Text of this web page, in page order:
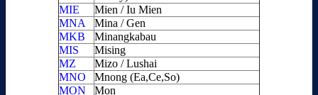
MIE
Mien / Iu Mien
MNA
Mina / Gen
MKB
Minangkabau
MIS
Mising
MZ
Mizo / Lushai
MNO
Mnong (Ea,Ce,So)
MON
Mon